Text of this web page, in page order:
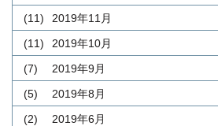
2019年11月
(11)
2019年10月
(11)
2019年9月
(7)
2019年8月
(5)
2019年6月
(2)